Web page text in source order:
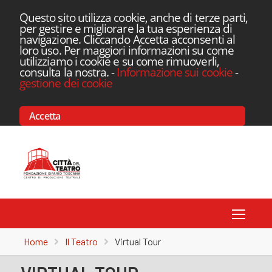
Questo sito utilizza cookie, anche di terze parti,
per gestire e migliorare la tua esperienza di
navigazione. Cliccando Accetta acconsenti al
loro uso. Per maggiori informazioni su come
utilizziamo i cookie e su come rimuoverli,
consulta la nostra.-Informazione sui cookie-
gestione dei cookie
Accetta
Home Il Teatro Virtual Tour